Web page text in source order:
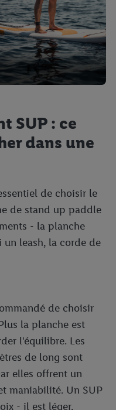
SUP : ce
dans une
de choisir le
de stand up paddle
- la planche
un leash, la corde de
de choisir
la planche est
l'équilibre. Les
de long sont
elles offrent un
maniabilité. Un SUP
- il est léger,